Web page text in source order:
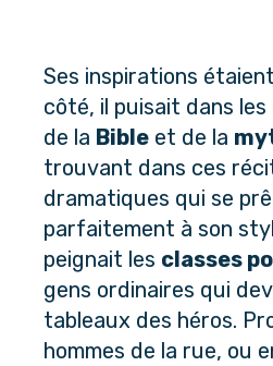
Ses inspirations
côté, il puisait dans
de la Bible et de la
trouvant dans ces
dramatiques qui se
parfaitement à son
peignait les classes
gens ordinaires qui
tableaux des héros.
hommes de la rue, ou